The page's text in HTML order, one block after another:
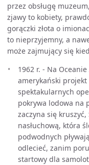
przez obsługę
zjawy to kobiety,
gorączki złota o
to nieprzyjemny, a
może zajmujący się
1962 r. - Na
amerykański projekt
spektakularnych
pokrywa lodowa na
zaczyna się
nasłuchową, która
podwodnych
odlecieć, zanim
startowy dla